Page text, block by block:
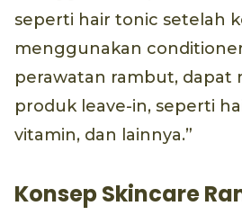
seperti hair tonic setelah
menggunakan
perawatan rambut, dapat
produk leave-in, seperti
vitamin, dan lainnya.”
Konsep Skincare